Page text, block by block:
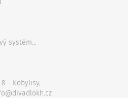
systém...
- Kobylisy,